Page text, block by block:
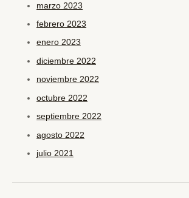
marzo 2023
febrero 2023
enero 2023
diciembre 2022
noviembre 2022
octubre 2022
septiembre 2022
agosto 2022
julio 2021